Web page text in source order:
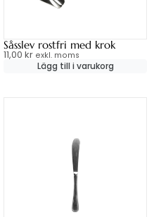
Såsslev rostfri med krok
11,00 kr exkl. moms
Lägg till i varukorg